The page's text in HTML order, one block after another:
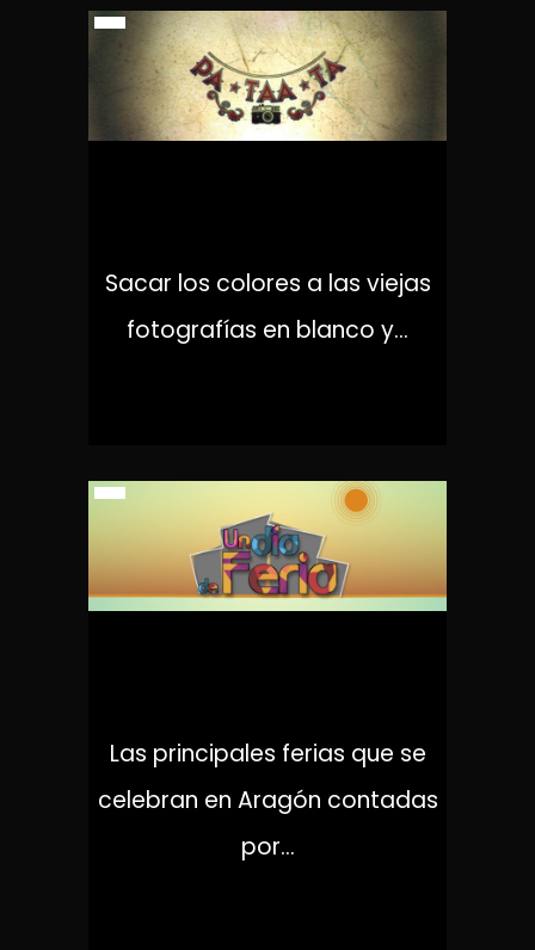
Sacar los colores a las viejas
fotografías en blanco y...
Las principales ferias que se
celebran en Aragón contadas
por...